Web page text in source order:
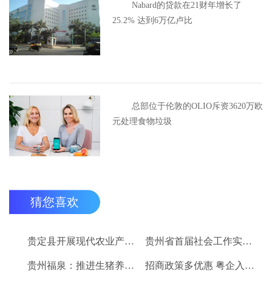
Nabard的贷款在21财年增长了
25.2% 达到6万亿卢比
总部位于伦敦的OLIO斥资3620万欧
元处理食物垃圾
猜您喜欢
贵定县开展现代农业产业“稻+N”田间示范技术培训 贵州省首届社会工作实务技能大赛启动
贵州福泉：推进生猪养殖现代化 开创产业发展新格局 招商政策多优惠 粤企入黔得实惠